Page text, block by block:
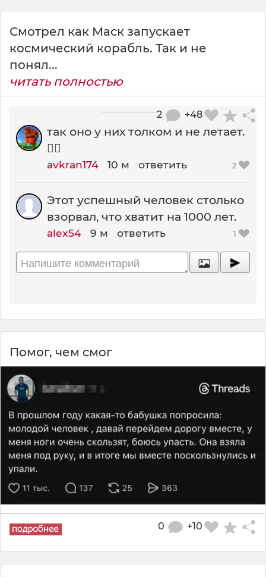
Смотрел как Маск запускает
космический корабль. Так и не
понял...
читать полностью
+48
2
так оно у них толком и не летает.
🤷‍♂️
avkran174 10 м ответить 2
Этот успешный человек столько
взорвал, что хватит на 1000 лет.
alex54 9 м ответить 1
Помог, чем смог
+10
0